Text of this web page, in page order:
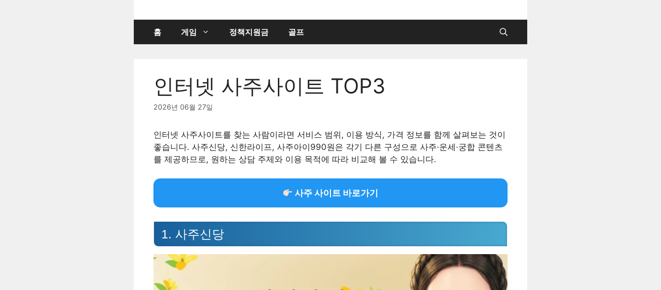
홈 게임 정책지원금 골프
인터넷 사주사이트 TOP3
2026년 06월 27일
인터넷 사주사이트를 찾는 사람이라면 서비스 범위, 이용 방식, 가격 정보를 함께 살펴보는 것이
좋습니다. 사주신당, 신한라이프, 사주아이990원은 각기 다른 구성으로 사주·운세·궁합 콘텐츠
를 제공하므로, 원하는 상담 주제와 이용 목적에 따라 비교해 볼 수 있습니다.
사주 사이트 바로가기
1. 사주신당